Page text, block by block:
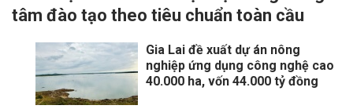
tâm đào tạo theo tiêu chuẩn toàn cầu
Gia Lai đề xuất dự án nông
nghiệp ứng dụng công nghệ cao
40.000 ha, vốn 44.000 tỷ đồng